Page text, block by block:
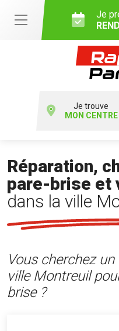
Je
Je trouve
MON CENTRE
Réparation,
pare-brise et
dans la ville
Vous cherchez
ville Montreuil
brise ?